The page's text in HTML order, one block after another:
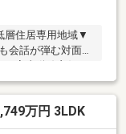
層住居専用地域▼
会話が弾む対面式
ーを2箇所に設置・
機・浄水器・浴室
ン▼周辺環境・横
便局 徒歩4分(約
万円 3LDK